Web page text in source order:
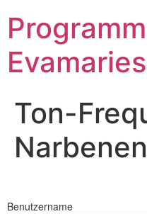
Inhalt
springen
Ton-
Benutzername